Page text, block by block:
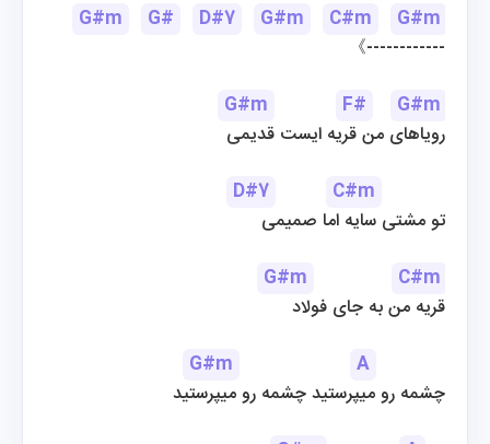
G#m G# D#7 G#m C#m
G#m
《------------
G#m
F#
G#m
رویاهای من قریه ایست قدیمی
D#7
C#m
تو مشتی سایه اما صمیمی
G#m
C#m
قریه من به جای فولاد
G#m
A
چشمه رو میپرستید چشمه رو میپرستید